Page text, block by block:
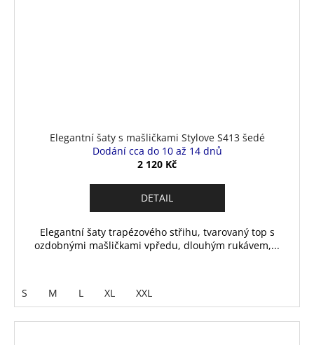
Elegantní šaty s mašličkami Stylove S413 šedé
Dodání cca do 10 až 14 dnů
2 120 Kč
DETAIL
Elegantní šaty trapézového střihu, tvarovaný top s
ozdobnými mašličkami vpředu, dlouhým rukávem,...
S M L XL XXL